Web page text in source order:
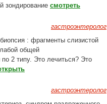
зондирование смотреть
гастроэнтеролог
: фрагменты слизистой
общей
2 типу. Это лечиться? Это
гастроэнтеролог